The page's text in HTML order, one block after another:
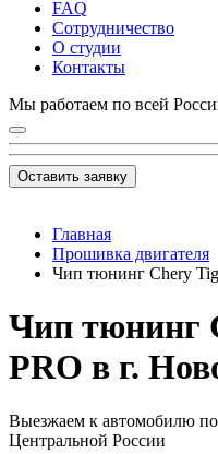
FAQ
Сотрудничество
О студии
Контакты
Мы работаем по всей
Оставить заявку
Главная
Прошивка двигателя
Чип тюнинг Chery
Чип тюнинг
PRO в г.
Выезжаем к
Центральной России